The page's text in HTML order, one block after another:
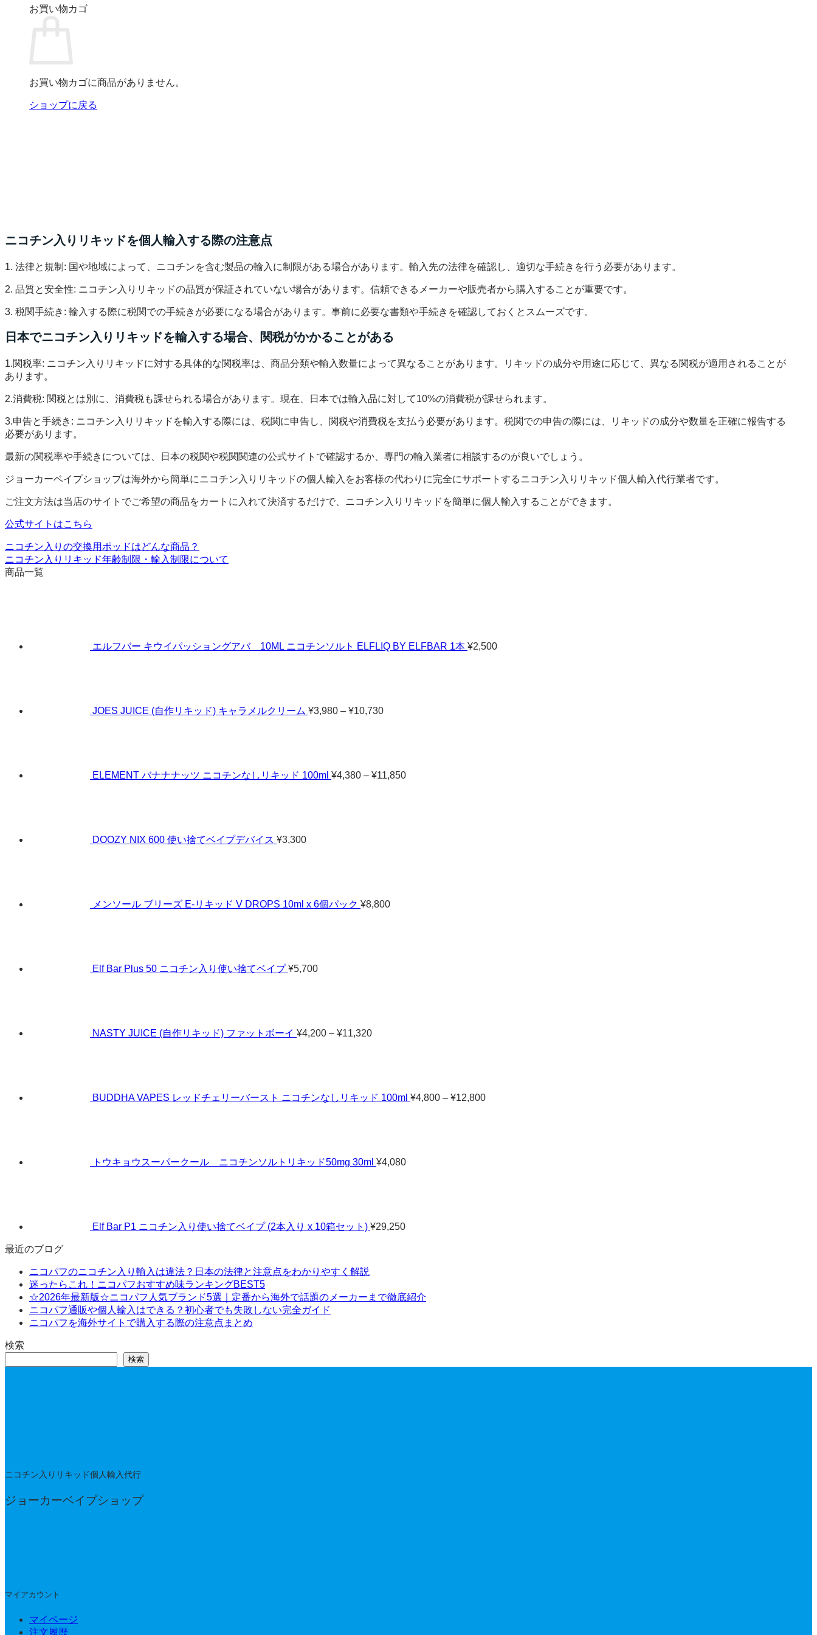
お買い物カゴ
お買い物カゴに商品がありません。
ショップに戻る
ニコチン入りリキッドを個人輸入する際の注意点
1. 法律と規制: 国や地域によって、ニコチンを含む製品の輸入に制限がある場合があります。輸入先の法律を確認し、適切な手続きを行う必要があります。
2. 品質と安全性: ニコチン入りリキッドの品質が保証されていない場合があります。信頼できるメーカーや販売者から購入することが重要です。
3. 税関手続き: 輸入する際に税関での手続きが必要になる場合があります。事前に必要な書類や手続きを確認しておくとスムーズです。
日本でニコチン入りリキッドを輸入する場合、関税がかかることがある
1.関税率: ニコチン入りリキッドに対する具体的な関税率は、商品分類や輸入数量によって異なることがあります。リキッドの成分や用途に応じて、異なる関税が適用されることが
あります。
2.消費税: 関税とは別に、消費税も課せられる場合があります。現在、日本では輸入品に対して10%の消費税が課せられます。
3.申告と手続き: ニコチン入りリキッドを輸入する際には、税関に申告し、関税や消費税を支払う必要があります。税関での申告の際には、リキッドの成分や数量を正確に報告する
必要があります。
最新の関税率や手続きについては、日本の税関や税関関連の公式サイトで確認するか、専門の輸入業者に相談するのが良いでしょう。
ジョーカーベイプショップは海外から簡単にニコチン入りリキッドの個人輸入をお客様の代わりに完全にサポートするニコチン入りリキッド個人輸入代行業者です。
ご注文方法は当店のサイトでご希望の商品をカートに入れて決済するだけで、ニコチン入りリキッドを簡単に個人輸入することができます。
公式サイトはこちら
ニコチン入りの交換用ポッドはどんな商品？
ニコチン入りリキッド年齢制限・輸入制限について
商品一覧
エルフバー キウイパッショングアバ 10ML ニコチンソルト ELFLIQ BY ELFBAR 1本 ¥2,500
JOES JUICE (自作リキッド) キャラメルクリーム ¥3,980 – ¥10,730–
ELEMENT バナナナッツ ニコチンなしリキッド 100ml ¥4,380 – ¥11,850–
DOOZY NIX 600 使い捨てベイプデバイス ¥3,300
メンソール ブリーズ E-リキッド V DROPS 10ml x 6個パック ¥8,800
Elf Bar Plus 50 ニコチン入り使い捨てベイプ ¥5,700
NASTY JUICE (自作リキッド) ファットボーイ ¥4,200 – ¥11,320–
BUDDHA VAPES レッドチェリーバースト ニコチンなしリキッド 100ml ¥4,800 – ¥12,800–
トウキョウスーパークール ニコチンソルトリキッド50mg 30ml ¥4,080
Elf Bar P1 ニコチン入り使い捨てベイプ (2本入り x 10箱セット) ¥29,250
最近のブログ
ニコパフのニコチン入り輸入は違法？日本の法律と注意点をわかりやすく解説
迷ったらこれ！ニコパフおすすめ味ランキングBEST5
☆2026年最新版☆ニコパフ人気ブランド5選｜定番から海外で話題のメーカーまで徹底紹介
ニコパフ通販や個人輸入はできる？初心者でも失敗しない完全ガイド
ニコパフを海外サイトで購入する際の注意点まとめ
検索
検索
ニコチン入りリキッド個人輸入代行
ジョーカーベイプショップ
マイアカウント
マイページ
注文履歴